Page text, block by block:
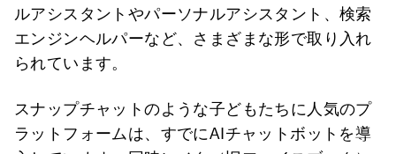
ルアシスタントやパーソナルアシスタント、検索
エンジンヘルパーなど、さまざまな形で取り入れ
られています。
スナップチャットのような子どもたちに人気のプ
ラットフォームは、すでにAIチャットボットを導